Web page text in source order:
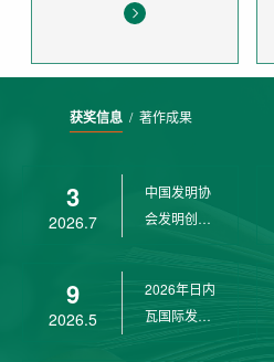
获奖信息/ 著作成果
3
2026.7
中国发明协
会发明创业
9
2026.5
2026年日内
瓦国际发明